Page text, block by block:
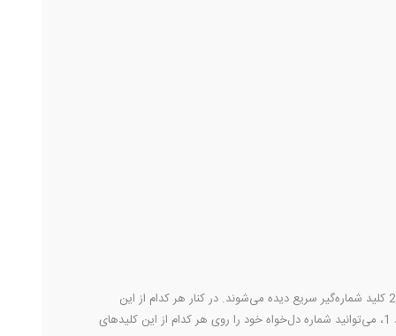
تعداد 24 کلید شماره‌گیر سریع دیده می‌شوند. در کنار هر کدام از این
کلیدها، یک چراغ برای نشان دادن وضعیت داخلی‌های ذخیره شده، قرار گرفته است. با فشار دادن کلید PROGRAM و انتخاب کلید مورد نظر و در آخر عدد 1، می‌توانید شماره دل‌خواه خود را روی هر کدام از این کلیدهای